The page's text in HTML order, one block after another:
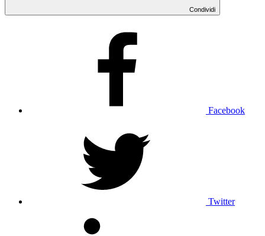
Condividi
Facebook
Twitter